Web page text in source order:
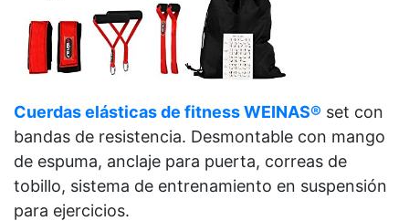
Cuerdas elásticas de fitness WEINAS® set con
bandas de resistencia. Desmontable con mango
de espuma, anclaje para puerta, correas de
tobillo, sistema de entrenamiento en suspensión
para ejercicios.